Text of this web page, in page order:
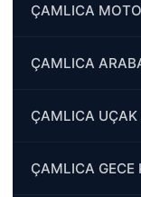
ÇAMLICA
ÇAMLICA
ÇAMLICA UÇAK
ÇAMLICA GECE